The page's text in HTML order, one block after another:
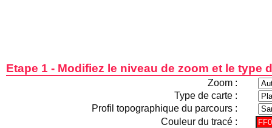
Etape 1 - Modifiez le niveau de zoom et le type
Zoom :
Type de carte :
Profil topographique du parcours :
Couleur du tracé :